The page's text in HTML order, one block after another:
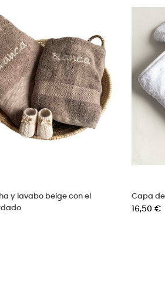
Toallas ducha y lavabo gris con el